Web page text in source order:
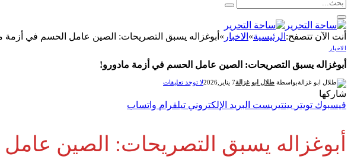
أنت الآن تتصفح: الرئيسية» الاخبار » أبوغزاله يسبق التصريحات: الصين عامل الحسم في أزمة
الاخبار
أبوغزاله يسبق التصريحات: الصين عامل الحسم في أزمة مادورو!
بواسطة طلال ابو غزالة7 يناير,2026 لا توجد تعليقات
شاركها
فيسبوك تويتر بينتيريست البريد الإلكتروني تيلقرام واتساب
أبوغزاله يسبق التصريحات: الصين